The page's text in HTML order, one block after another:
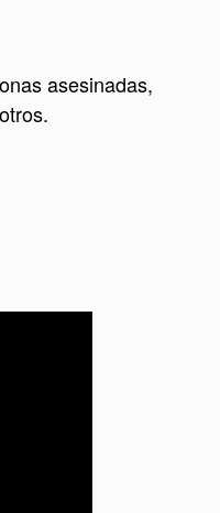
asesinadas,